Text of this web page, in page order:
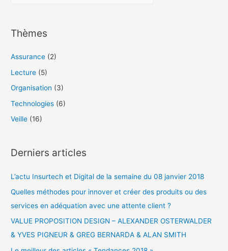
h
e
r
Thèmes
Assurance (2)
Lecture (5)
Organisation (3)
Technologies (6)
Veille (16)
Derniers articles
L’actu Insurtech et Digital de la semaine du 08 janvier 2018
Quelles méthodes pour innover et créer des produits ou des
services en adéquation avec une attente client ?
VALUE PROPOSITION DESIGN – ALEXANDER OSTERWALDER
& YVES PIGNEUR & GREG BERNARDA & ALAN SMITH